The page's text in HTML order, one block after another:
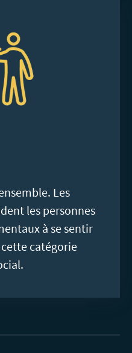
Les
les personnes
à se sentir
catégorie